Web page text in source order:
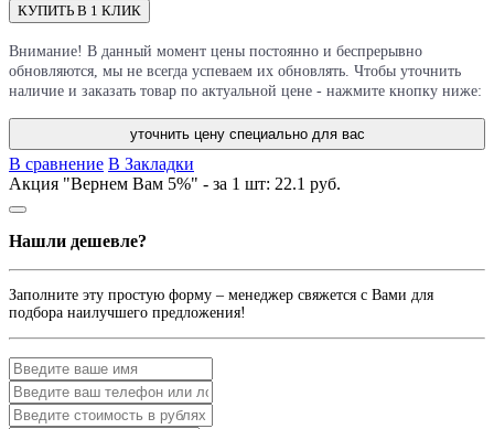
КУПИТЬ В 1 КЛИК
Внимание! В данный момент цены постоянно и беспрерывно
обновляются, мы не всегда успеваем их обновлять. Чтобы уточнить
наличие и заказать товар по актуальной цене - нажмите кнопку ниже:
уточнить цену специально для вас
В сравнение В Закладки
Акция "Вернем Вам 5%" - за 1 шт: 22.1 руб.
Нашли дешевле?
Заполните эту простую форму – менеджер свяжется с Вами для
подбора наилучшего предложения!